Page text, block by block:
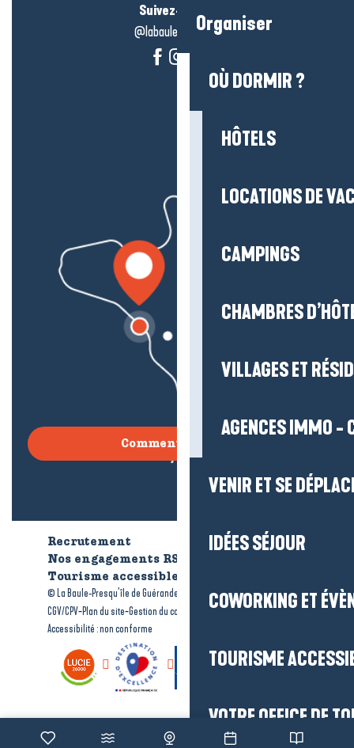
Organiser
OÙ DORMIR ?
HÔTELS
LOCATIONS DE
CAMPINGS
CHAMBRES
VILLAGES ET
AGENCES IMMO -
VENIR ET SE
IDÉES SÉJOUR
COWORKING ET
TOURISME
VOTRE OFFICE DE
Suivez-nous !
@labauleguérande
Comment venir ?
Recrutement
Qui sommes-nous ?
Nos engagements RSE
Tourisme accessible
© La Baule-Presqu’île de Guérande tourisme-Mentions légales-
CGV/CPV-Plan du site-Gestion du consentement-
Accessibilité : non conforme